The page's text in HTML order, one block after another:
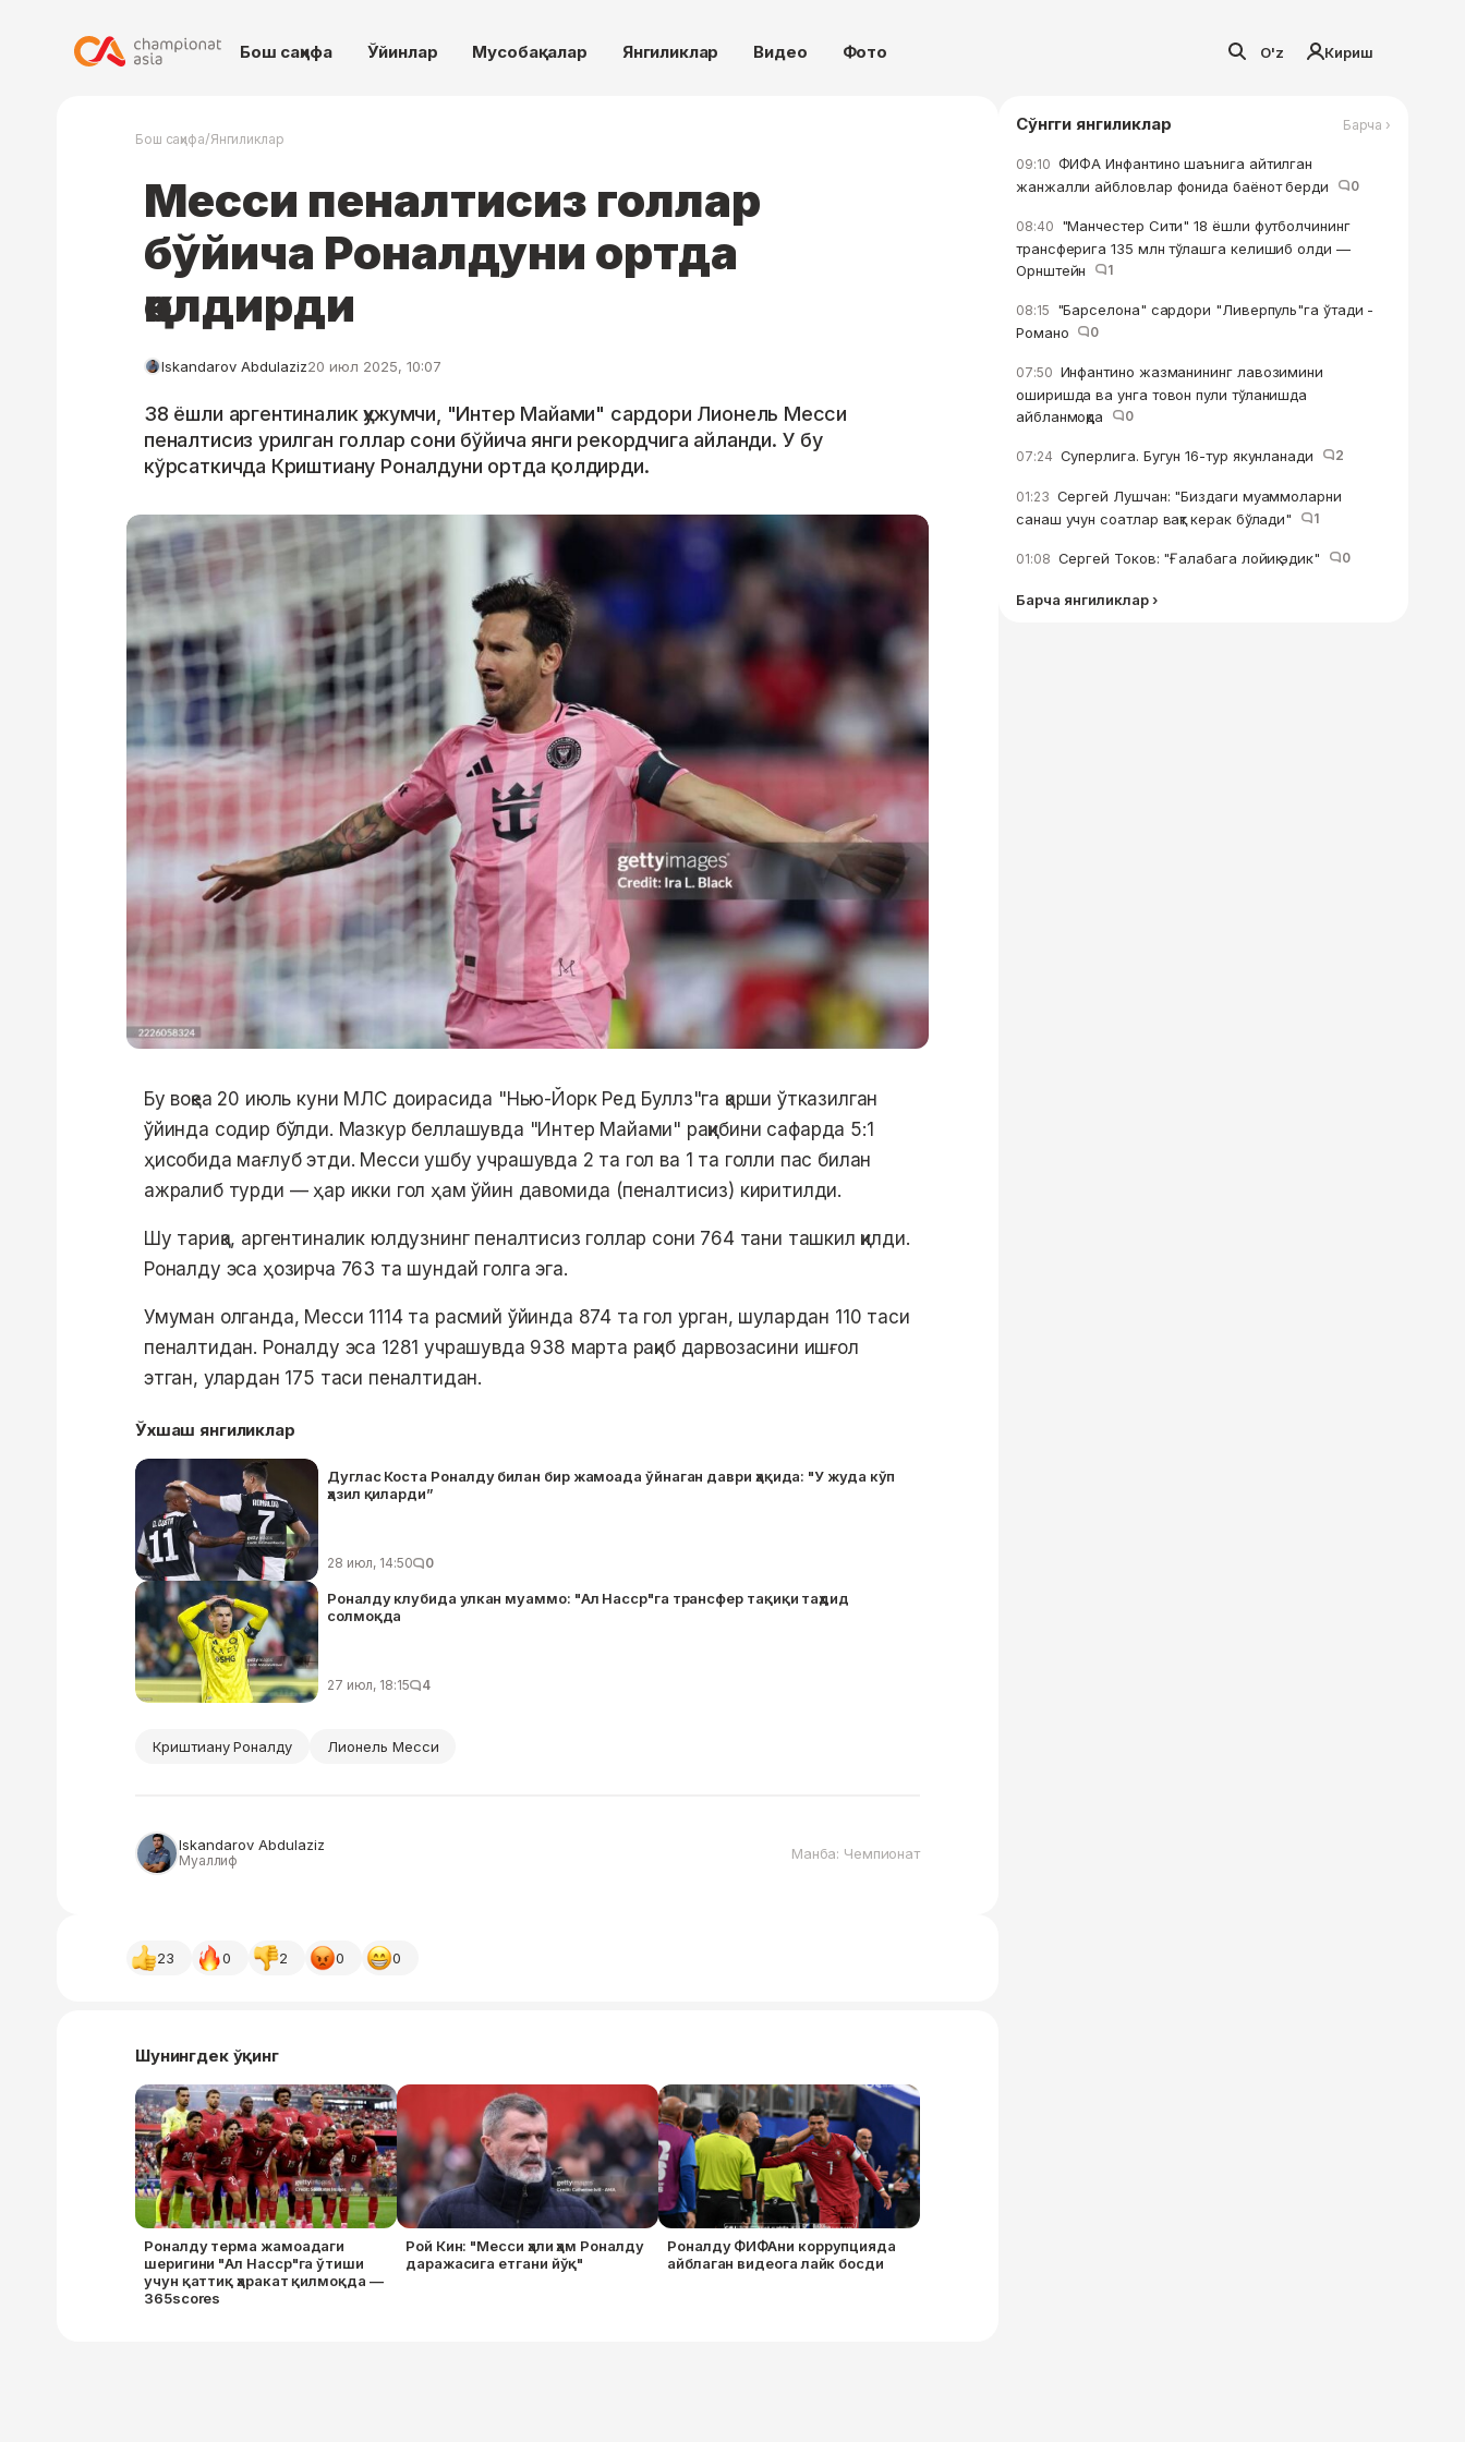
Бош саҳифа Ўйинлар Мусобақалар Янгиликлар Видео Фото O'z Кириш
Бош саҳифа/Янгиликлар
Месси пеналтисиз голлар
бўйича Роналдуни ортда
қолдирди
Iskandarov Abdulaziz20 июл 2025, 10:07
38 ёшли аргентиналик ҳужумчи, "Интер Майами" сардори Лионель Месси
пеналтисиз урилган голлар сони бўйича янги рекордчига айланди. У бу
кўрсаткичда Криштиану Роналдуни ортда қолдирди.
Бу воқеа 20 июль куни МЛС доирасида "Нью-Йорк Ред Буллз"га қарши ўтказилган
ўйинда содир бўлди. Мазкур беллашувда "Интер Майами" рақибини сафарда 5:1
ҳисобида мағлуб этди. Месси ушбу учрашувда 2 та гол ва 1 та голли пас билан
ажралиб турди — ҳар икки гол ҳам ўйин давомида (пеналтисиз) киритилди.
Шу тариқа, аргентиналик юлдузнинг пеналтисиз голлар сони 764 тани ташкил қилди.
Роналду эса ҳозирча 763 та шундай голга эга.
Умуман олганда, Месси 1114 та расмий ўйинда 874 та гол урган, шулардан 110 таси
пеналтидан. Роналду эса 1281 учрашувда 938 марта рақиб дарвозасини ишғол
этган, улардан 175 таси пеналтидан.
Ўхшаш янгиликлар
Дуглас Коста Роналду билан бир жамоада ўйнаган даври ҳақида: "У жуда кўп
ҳазил қиларди”
28 июл, 14:50 0
Роналду клубида улкан муаммо: "Ал Насср"га трансфер тақиқи таҳдид
солмоқда
27 июл, 18:15 4
Криштиану Роналду Лионель Месси
Iskandarov Abdulaziz
Муаллиф Манба: Чемпионат
23 0 2 0 0
Шунингдек ўқинг
Роналду терма жамоадаги
шеригини "Ал Наcср"га ўтиши
учун қаттиқ ҳаракат қилмоқда —
365scores
Рой Кин: "Месси ҳали ҳам Роналду
даражасига етгани йўқ"
Роналду ФИФАни коррупцияда
айблаган видеога лайк босди
Сўнгги янгиликлар Барча ›
09:10 ФИФА Инфантино шаънига айтилган
жанжалли айбловлар фонида баёнот берди
0
08:40 "Манчестер Сити" 18 ёшли футболчининг
трансферига 135 млн тўлашга келишиб олди —
Орнштейн
1
08:15 "Барселона" сардори "Ливерпуль"га ўтади -
Романо
0
07:50 Инфантино жазманининг лавозимини
оширишда ва унга товон пули тўланишда
айбланмоқда
0
07:24 Суперлига. Бугун 16-тур якунланади 2
01:23 Сергей Лушчан: "Биздаги муаммоларни
санаш учун соатлар вақт керак бўлади"
1
01:08 Сергей Токов: "Ғалабага лойиқ эдик" 0
Барча янгиликлар ›